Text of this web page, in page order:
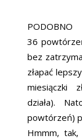
PODOBNO
36
bez
złapać
miesiączki
działa).
powtórzeń)
Hmmm,